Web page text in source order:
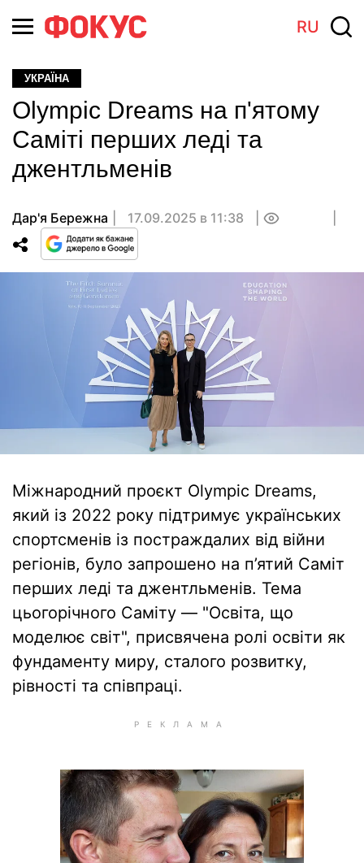
RU
УКРАЇНА
Olympic Dreams на п'ятому
Саміті перших леді та
джентльменів
Дар'я Бережна 17.09.2025 в 11:38
Міжнародний проєкт Olympic Dreams,
який із 2022 року підтримує українських
спортсменів із постраждалих від війни
регіонів, було запрошено на п’ятий Саміт
перших леді та джентльменів. Тема
цьогорічного Саміту — "Освіта, що
моделює світ", присвячена ролі освіти як
фундаменту миру, сталого розвитку,
рівності та співпраці.